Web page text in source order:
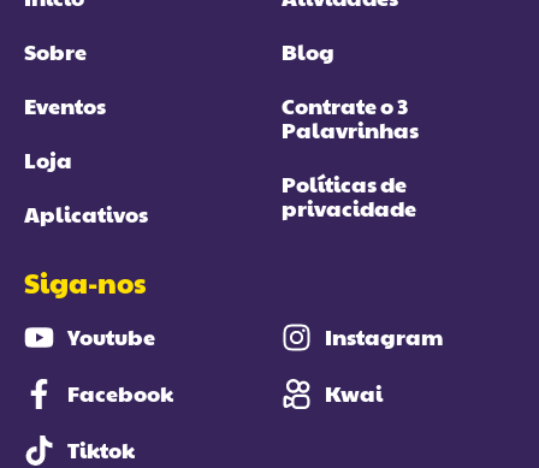
Sobre
Eventos
Loja
Aplicativos
Blog
Contrate o 3
Palavrinhas
Políticas de
privacidade
Siga-nos
Youtube
Facebook
Tiktok
Instagram
Kwai